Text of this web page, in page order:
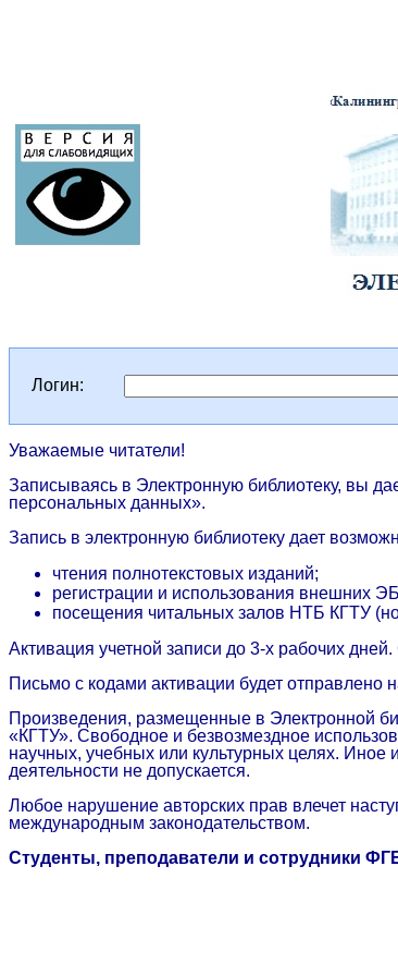
Логин:
Уважаемые читатели!
Записываясь в Электронную библиотеку, вы
персональных данных».
Запись в электронную библиотеку дает
чтения полнотекстовых изданий;
регистрации и использования внешних
посещения читальных залов НТБ КГТУ
Активация учетной записи до 3-х рабочих
Письмо с кодами активации будет отправлено
Произведения, размещенные в Электронной
«КГТУ». Свободное и безвозмездное
научных, учебных или культурных целях. Иное
деятельности не допускается.
Любое нарушение авторских прав влечет
международным законодательством.
Студенты, преподаватели и сотрудники